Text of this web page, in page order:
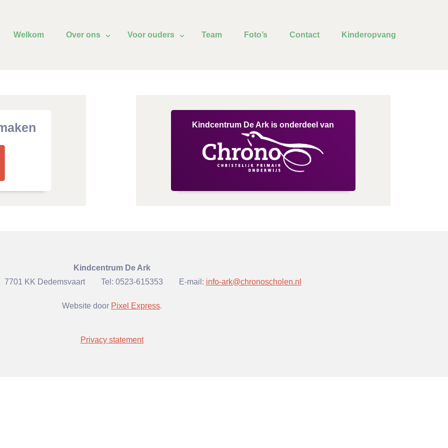
Welkom Over ons Voor ouders Team Foto’s Contact Kinderopvang
Kindcentrum De Ark is onderdeel van
Kindcentrum De Ark
7701 KK Dedemsvaart Tel: 0523-615353 E-mail: info-ark@chronoscholen.nl
Website door Pixel Express.
Privacy statement